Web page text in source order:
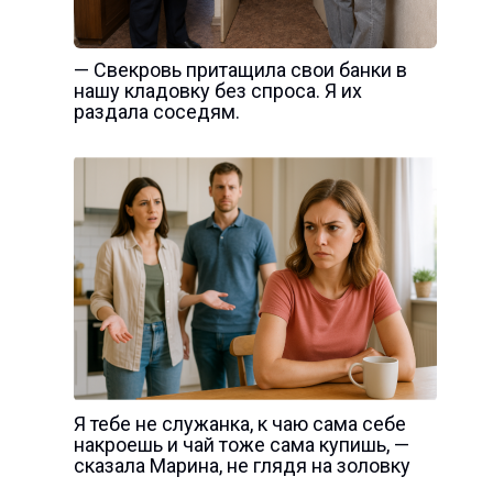
— Свекровь притащила свои банки в
нашу кладовку без спроса. Я их
раздала соседям.
Я тебе не служанка, к чаю сама себе
накроешь и чай тоже сама купишь, —
сказала Марина, не глядя на золовку